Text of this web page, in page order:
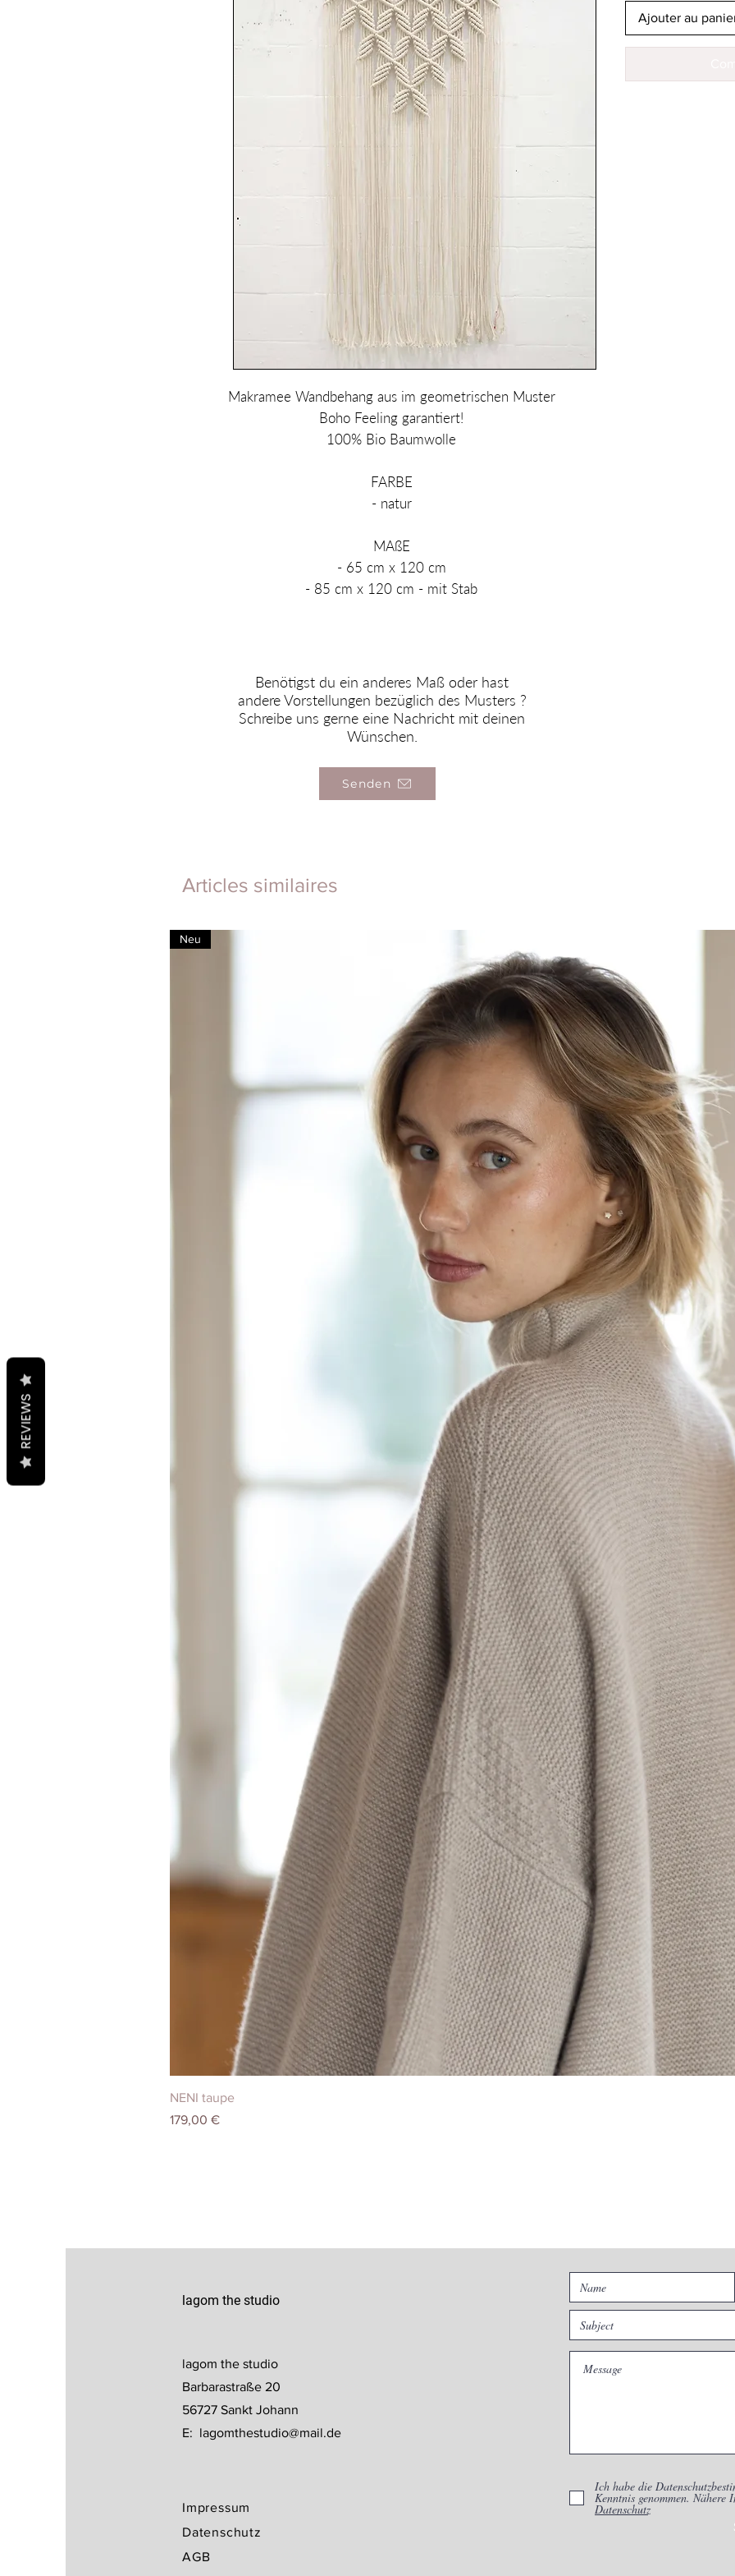
Makramee Wandbehang aus im geometrischen Muster
Boho Feeling garantiert!
100% Bio Baumwolle
FARBE
- natur
MAßE
- 65 cm x 120 cm
- 85 cm x 120 cm - mit Stab
Ajouter au
Benötigst du ein anderes Maß oder hast
andere Vorstellungen bezüglich des Musters ?
Schreibe uns gerne eine Nachricht mit deinen
Wünschen.
Senden
Articles similaires
Neu
NENI taupe
Prix
179,00 €
lagom the studio
lagom the studio
Barbarastraße 20
56727 Sankt Johann
E: lagomthestudio@mail.de
Impressum
Datenschutz
AGB
Ich habe die
Kenntnis genommen. Nähere
Datenschutz
REVIEWS